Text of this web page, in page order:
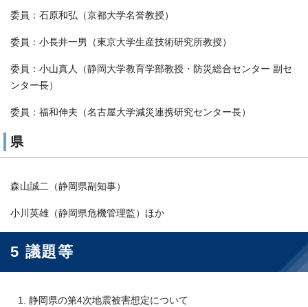
委員：石原和弘（京都大学名誉教授）
委員：小長井一男（東京大学生産技術研究所教授）
委員：小山真人（静岡大学教育学部教授・防災総合センター 副セ
ンター長）
委員：福和伸夫（名古屋大学減災連携研究センター長）
県
森山誠二（静岡県副知事）
小川英雄（静岡県危機管理監）ほか
5 議題等
静岡県の第4次地震被害想定について